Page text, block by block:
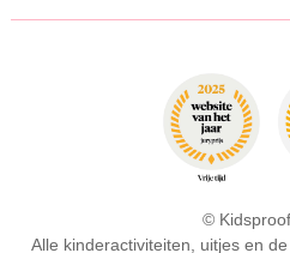
©
Alle kinderactiviteiten, uitjes en